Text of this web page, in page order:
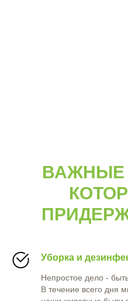
ВАЖНЫЕ
Уборка и
Непростое дело -
В течение всего дня